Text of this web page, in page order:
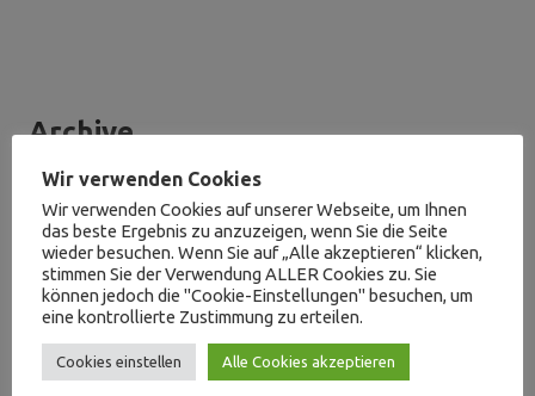
Archive
Mai 2026
April 2026
März 2026
September 2025
Mai 2025
Juni 2024
Wir verwenden Cookies
Wir verwenden Cookies auf unserer Webseite, um Ihnen
das beste Ergebnis zu anzuzeigen, wenn Sie die Seite
wieder besuchen. Wenn Sie auf „Alle akzeptieren“ klicken,
stimmen Sie der Verwendung ALLER Cookies zu. Sie
können jedoch die "Cookie-Einstellungen" besuchen, um
eine kontrollierte Zustimmung zu erteilen.
Cookies einstellen Alle Cookies akzeptieren